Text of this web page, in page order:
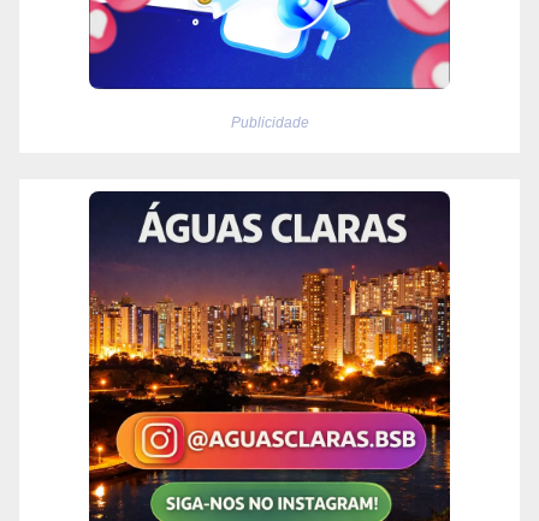
Publicidade